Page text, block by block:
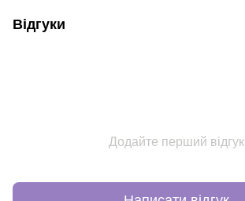
Відгуки
Додайте перший відгук